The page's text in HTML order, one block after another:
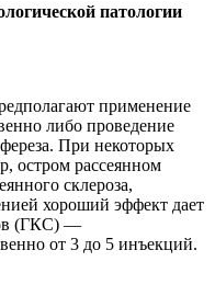
патологии
применение
либо проведение
При некоторых
остром рассеянном
склероза,
хороший эффект дает
(ГКС) —
от 3 до 5 инъекций.